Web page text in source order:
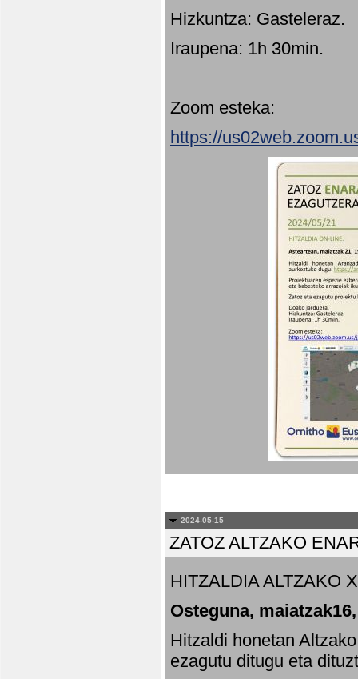
Hizkuntza: Gasteleraz.
Iraupena: 1h 30min.
Zoom esteka:
https://
2024-05-15
ZATOZ ALTZAKO
HITZALDIA ALTZAKO
Osteguna,
Hitzaldi honetan
ezagutu ditugu eta